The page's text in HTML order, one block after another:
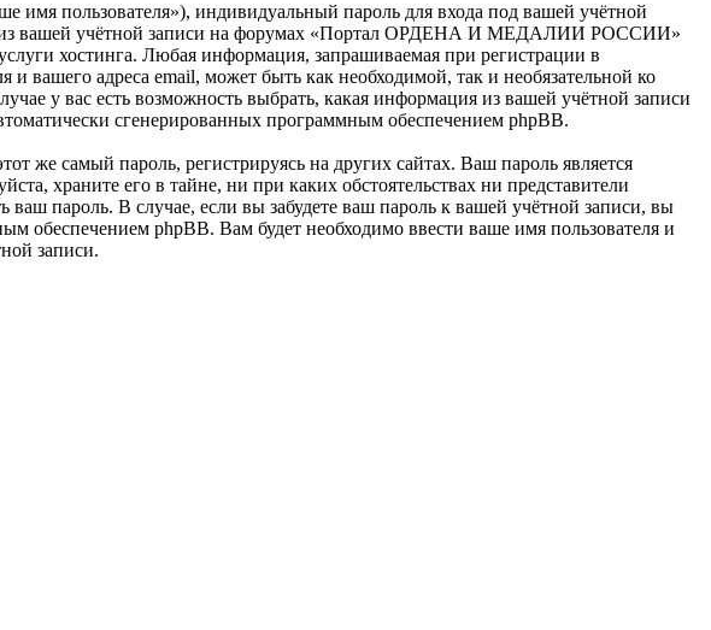
имя пользователя»), индивидуальный пароль для входа под вашей учётной
из вашей учётной записи на форумах «Портал ОРДЕНА И МЕДАЛИИ РОССИИ»
хостинга. Любая информация, запрашиваемая при регистрации в
адреса email, может быть как необходимой, так и необязательной ко
вас есть возможность выбрать, какая информация из вашей учётной записи
сгенерированных программным обеспечением phpBB.
же самый пароль, регистрируясь на других сайтах. Ваш пароль является
его в тайне, ни при каких обстоятельствах ни представители
В случае, если вы забудете ваш пароль к вашей учётной записи, вы
обеспечением phpBB. Вам будет необходимо ввести ваше имя пользователя и
записи.